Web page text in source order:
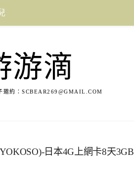
游滴
邀約： SCBEAR269@GMAIL.COM
日本4G上網卡8天3GB